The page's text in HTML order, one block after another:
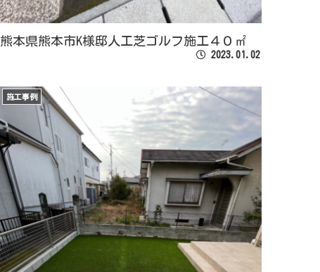
熊本県熊本市K様邸人工芝ゴルフ施工４０㎡
2023.01.02
施工事例